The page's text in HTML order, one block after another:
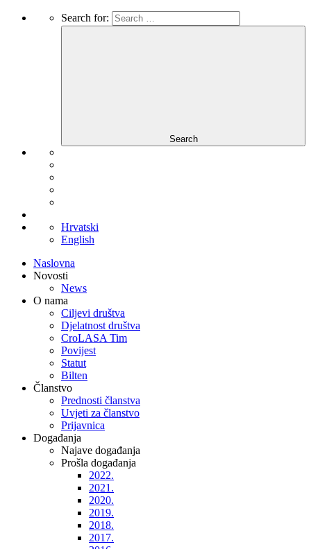
Search for:
Search
Hrvatski
English
Naslovna
Novosti
News
O nama
Ciljevi društva
Djelatnost društva
CroLASA Tim
Povijest
Statut
Bilten
Članstvo
Prednosti članstva
Uvjeti za članstvo
Prijavnica
Događanja
Najave događanja
Prošla događanja
2022.
2021.
2020.
2019.
2018.
2017.